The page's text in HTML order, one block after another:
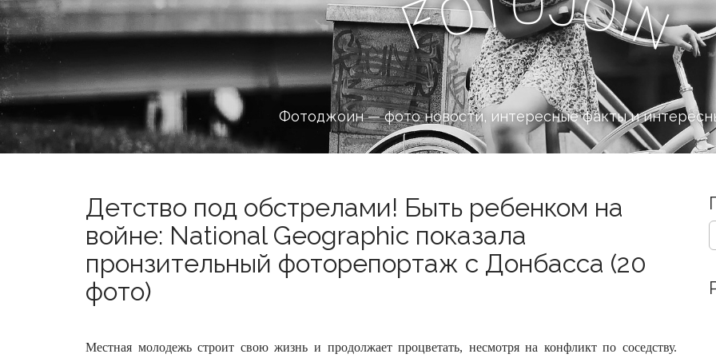
F i
n
Фотоджоин — фото новости, интересные факты и
Детство под обстрелами! Быть ребенком на
войне: National Geographic показала
пронзительный фоторепортаж с Донбасса (20
фото)
Местная молодежь строит свою жизнь и продолжает процветать, несмотря на конфликт по соседству.
S
e
c